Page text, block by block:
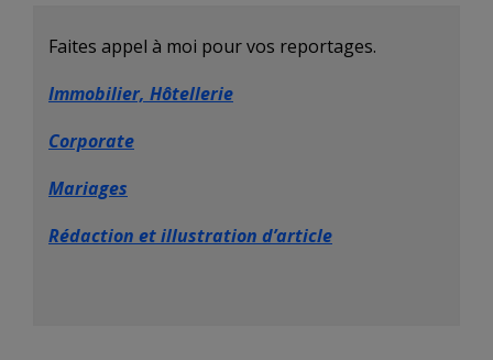
Faites appel à moi pour vos reportages.
Immobilier, Hôtellerie
Corporate
Mariages
Rédaction et illustration d’article